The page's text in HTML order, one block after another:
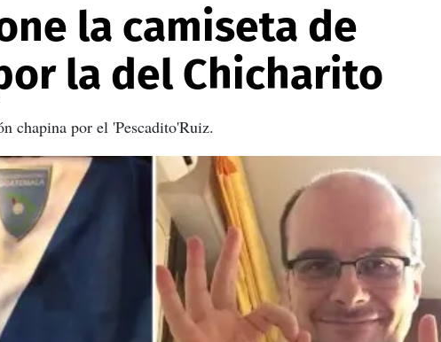
la camiseta de
la del Chicharito
chapina por el 'Pescadito'Ruiz.